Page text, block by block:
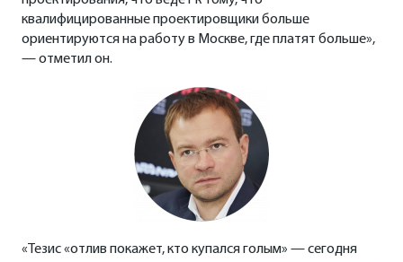
квалифицированные проектировщики больше
ориентируются на работу в Москве, где платят больше»,
— отметил он.
«Тезис «отлив покажет, кто купался голым» — сегодня